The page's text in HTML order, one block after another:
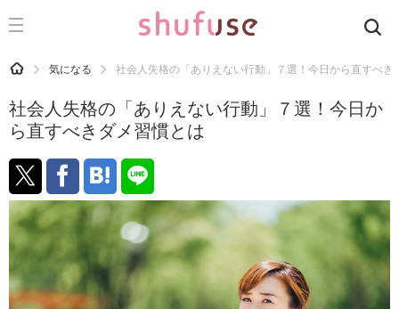
CATEGORY 記事カテゴリ
運気
洗濯
生活の知恵
お金
掃除
マナー
HOME 気になる 社会人失格の「ありえない行動」７選！今日から直すべき
社会人失格の「ありえない行動」７選！今日か
ら直すべきダメ習慣とは